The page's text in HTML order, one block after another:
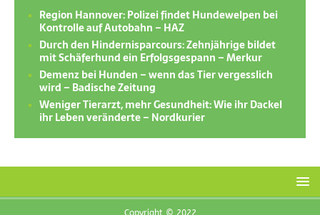
Region Hannover: Polizei findet Hundewelpen bei
Kontrolle auf Autobahn – HAZ
Durch den Hindernisparcours: Zehnjährige bildet
mit Schäferhund ein Erfolgsgespann – Merkur
Demenz bei Hunden – wenn das Tier vergesslich
wird – Badische Zeitung
Weniger Tierarzt, mehr Gesundheit: Wie ihr Dackel
ihr Leben veränderte – Nordkurier